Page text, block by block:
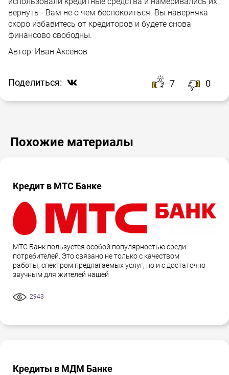
вернуть - Вам не о чем беспокоиться. Вы наверняка
скоро избавитесь от кредиторов и будете снова
финансово свободны.
Автор: Иван Аксёнов
Поделиться: 7 0
Похожие материалы
Кредит в МТС Банке
МТС Банк пользуется особой популярностью среди
потребителей. Это связано не только с качеством
работы, спектром предлагаемых услуг, но и с достаточно
звучным для жителей нашей
2943
Кредиты в МДМ Банке